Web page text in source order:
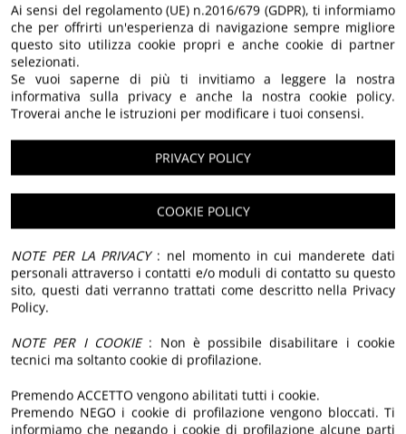
Ai sensi del regolamento (UE) n.2016/679 (GDPR), ti informiamo
che per offrirti un'esperienza di navigazione sempre migliore
questo sito utilizza cookie propri e anche cookie di partner
selezionati.
Se vuoi saperne di più ti invitiamo a leggere la nostra
informativa sulla privacy e anche la nostra cookie policy.
Troverai anche le istruzioni per modificare i tuoi consensi.
PRIVACY POLICY
COOKIE POLICY
NOTE PER LA PRIVACY: nel momento in cui manderete dati
personali attraverso i contatti e/o moduli di contatto su questo
sito, questi dati verranno trattati come descritto nella Privacy
Policy.
NOTE PER I COOKIE: Non è possibile disabilitare i cookie
tecnici ma soltanto cookie di profilazione.
Premendo ACCETTO vengono abilitati tutti i cookie.
Premendo NEGO i cookie di profilazione vengono bloccati. Ti
informiamo che negando i cookie di profilazione alcune parti
Search icons created by Freepik - Flaticon
Greater than symbol icons created by IconsBox -
Flaticon
User icons created by Freepik - Flaticon
Visibility icons created by Andrean Prabowo - Flaticon
Close icons created by Fuzzee - Flaticon
Visa icons created by Freepik - Flaticon
Di Mastercard Incorporated -
https://brand.mastercard.com/brandcenter/masterc
ard-brand-mark/downloads.html
, Pubblico dominio,
Collegamento
Google pay icons created by Freepik - Flaticon
Google play music icons created by Freepik - Flaticon